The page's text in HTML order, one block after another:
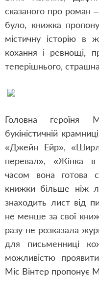
сказаного про роман
було, книжка
містичну історію в
кохання і ревнощі,
теперішнього,
Головна
букіністичній
«Джейн Ейр»,
перевал», «Жінка
часом вона готова
книжки більше ніж
знаходить лист від
не менше за свої
разу не розказала
для письменниці
можливістю
Міс Вінтер пропонує